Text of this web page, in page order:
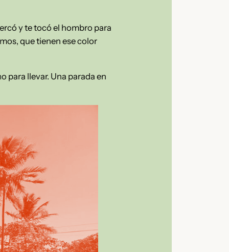
y te tocó el hombro para
que tienen ese color
para llevar. Una parada en